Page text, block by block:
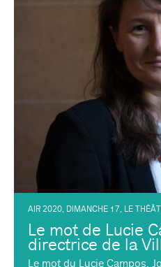
AIR 2020, DIMANCHE 17, LE
Le mot de Lucie
directrice de la
Le mot du Lucie Campos.